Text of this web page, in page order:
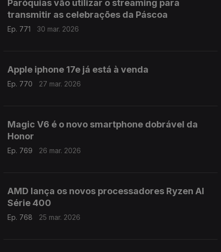
Paróquias vão utilizar o streaming para
transmitir as celebrações da Páscoa
Ep. 771 30 mar. 2026
Apple iphone 17e já está à venda
Ep. 770 27 mar. 2026
Magic V6 é o novo smartphone dobrável da
Honor
Ep. 769 26 mar. 2026
AMD lança os novos processadores Ryzen AI
Série 400
Ep. 768 25 mar. 2026